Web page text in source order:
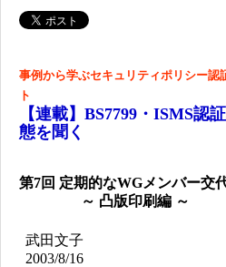
事例から学ぶセキュリティポリシー認
ト
【連載】 BS7799・ISMS認
態を聞く
第7回 定期的なWGメンバー交
～ 凸版印刷編 ～
武田文子
2003/8/16